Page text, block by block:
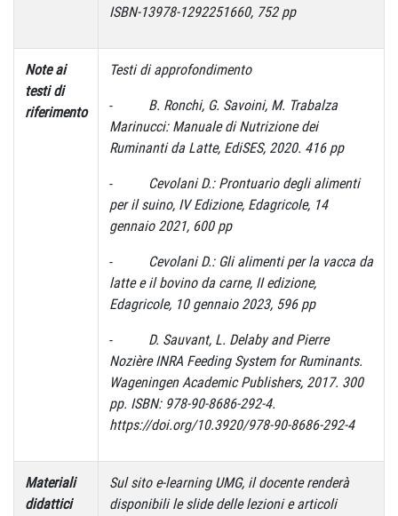
ISBN-13978-1292251660, 752 pp
Note ai
testi di
riferimento
Testi di approfondimento
- B. Ronchi, G. Savoini, M. Trabalza
Marinucci: Manuale di Nutrizione dei
Ruminanti da Latte, EdiSES, 2020. 416 pp
-
Cevolani D.: Prontuario degli alimenti
per il suino, IV Edizione, Edagricole, 14
gennaio 2021, 600 pp
-
Cevolani D.: Gli alimenti per la vacca da
latte e il bovino da carne, II edizione,
Edagricole, 10 gennaio 2023, 596 pp
- D. Sauvant, L. Delaby and Pierre
Nozière INRA Feeding System for Ruminants.
Wageningen Academic Publishers, 2017. 300
pp. ISBN: 978-90-8686-292-4.
https://doi.org/10.3920/978-90-8686-292-4
Materiali
didattici
Sul sito e-learning UMG, il docente renderà
disponibili le slide delle lezioni e articoli